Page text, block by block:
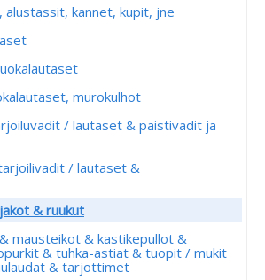
alustassit, kannet, kupit, jne
murokulhot
/ lautaset & paistivadit ja
/ lautaset &
& ruukut
mausteikot & kastikepullot &
& tuhka-astiat & tuopit / mukit
& tarjottimet